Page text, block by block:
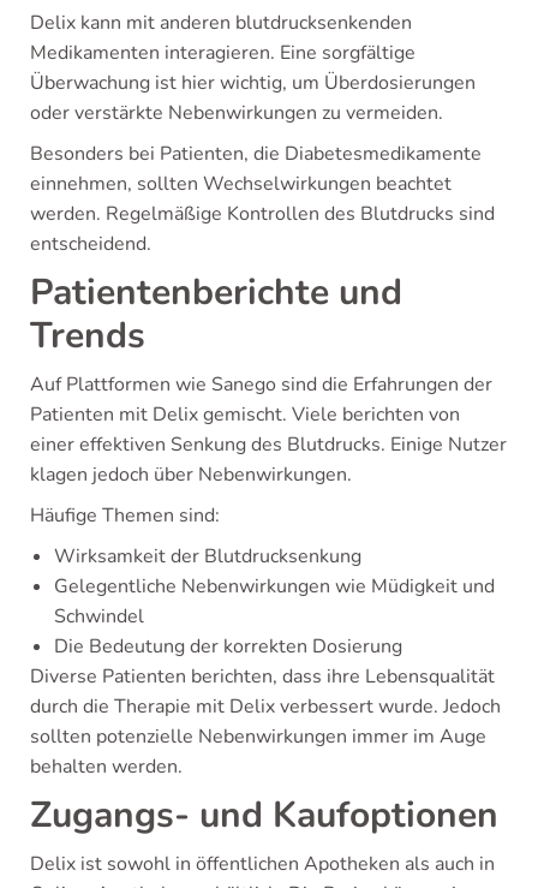
Delix kann mit anderen blutdrucksenkenden
Medikamenten interagieren. Eine sorgfältige
Überwachung ist hier wichtig, um Überdosierungen
oder verstärkte Nebenwirkungen zu vermeiden.
Besonders bei Patienten, die Diabetesmedikamente
einnehmen, sollten Wechselwirkungen beachtet
werden. Regelmäßige Kontrollen des Blutdrucks sind
entscheidend.
Patientenberichte und
Trends
Auf Plattformen wie Sanego sind die Erfahrungen der
Patienten mit Delix gemischt. Viele berichten von
einer effektiven Senkung des Blutdrucks. Einige Nutzer
klagen jedoch über Nebenwirkungen.
Häufige Themen sind:
Wirksamkeit der Blutdrucksenkung
Gelegentliche Nebenwirkungen wie Müdigkeit und
Schwindel
Die Bedeutung der korrekten Dosierung
Diverse Patienten berichten, dass ihre Lebensqualität
durch die Therapie mit Delix verbessert wurde. Jedoch
sollten potenzielle Nebenwirkungen immer im Auge
behalten werden.
Zugangs- und Kaufoptionen
Delix ist sowohl in öffentlichen Apotheken als auch in